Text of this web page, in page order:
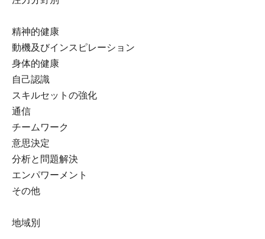
精神的健康
動機及びインスピレーション
身体的健康
自己認識
スキルセットの強化
通信
チームワーク
意思決定
分析と問題解決
エンパワーメント
その他
地域別